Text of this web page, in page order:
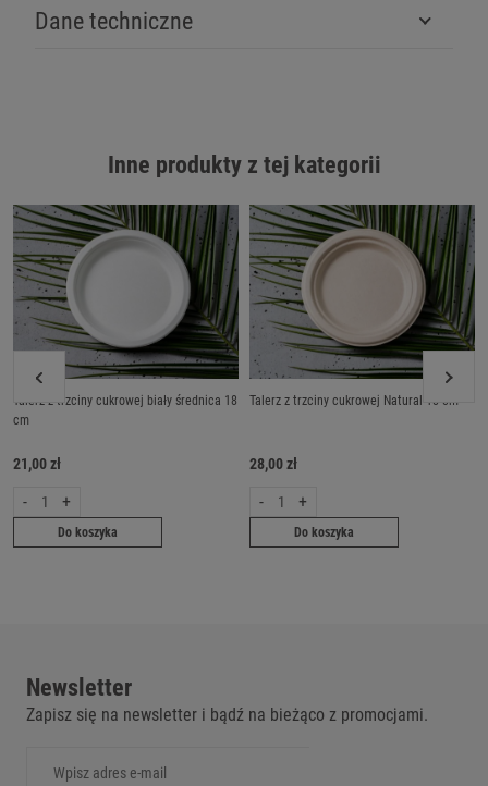
Dane techniczne
Inne produkty z tej kategorii
Talerz z trzciny cukrowej biały średnica 18
cm
21,00 zł
- +
Do koszyka
Talerz z trzciny cukrowej Natural 18 cm
28,00 zł
- +
Do koszyka
Newsletter
Zapisz się na newsletter i bądź na bieżąco z promocjami.